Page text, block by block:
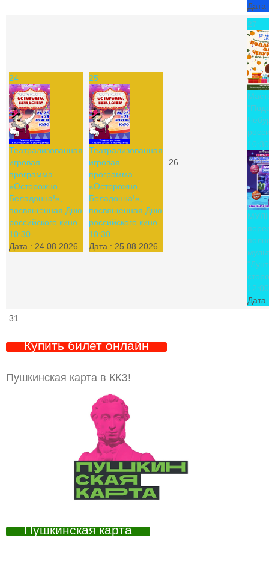
24
Театрализованная
игровая
программа
«Осторожно,
Беладонна!»,
посвященная Дню
российского кино
10:30
Дата : 24.08.2026
25
Театрализованная
игровая
программа
«Осторожно,
Беладонна!»,
посвященная Дню
российского кино
10:30
Дата : 25.08.2026
26
27
10:30
12:00
31
Купить билет онлайн
Пушкинская карта в ККЗ!
Пушкинская карта